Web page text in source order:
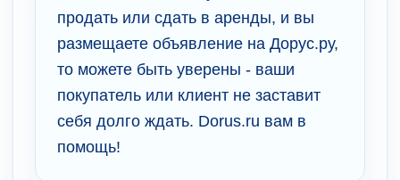
продать или сдать в аренды, и вы
размещаете объявление на Дорус.ру,
то можете быть уверены - ваши
покупатель или клиент не заставит
себя долго ждать. Dorus.ru вам в
помощь!